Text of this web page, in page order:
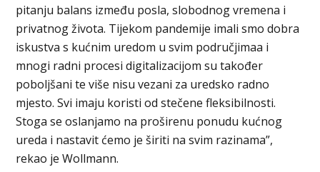
pitanju balans između posla, slobodnog vremena i
privatnog života. Tijekom pandemije imali smo dobra
iskustva s kućnim uredom u svim područjimaa i
mnogi radni procesi digitalizacijom su također
poboljšani te više nisu vezani za uredsko radno
mjesto. Svi imaju koristi od stečene fleksibilnosti.
Stoga se oslanjamo na proširenu ponudu kućnog
ureda i nastavit ćemo je širiti na svim razinama”,
rekao je Wollmann.